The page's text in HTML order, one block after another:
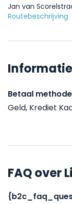
Jan van
Routebeschrijving
Informatie
Betaal
Geld, Krediet
FAQ over